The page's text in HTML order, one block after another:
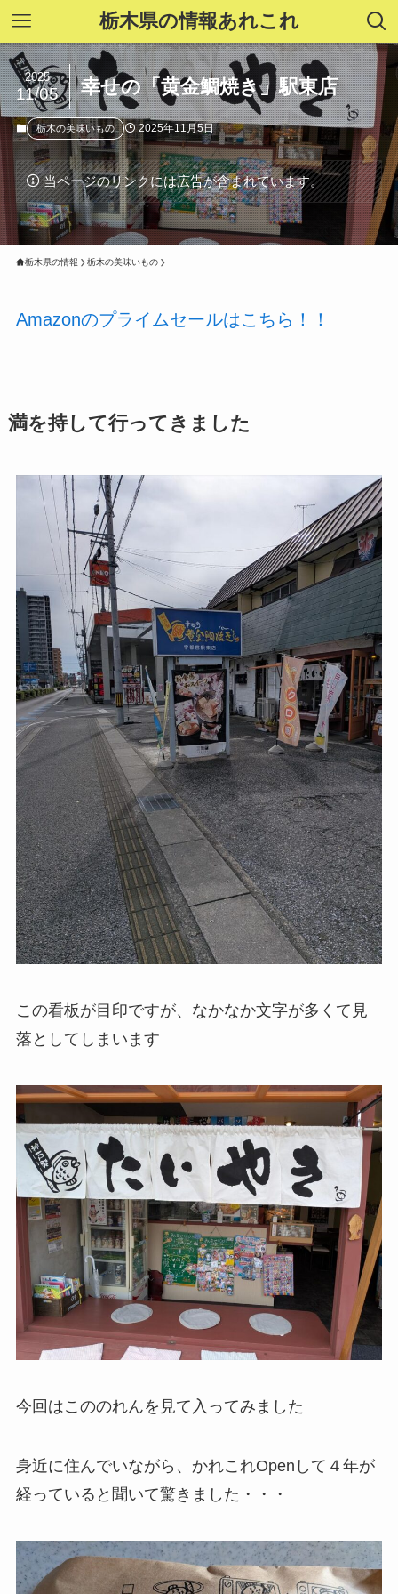
栃木県の情報あれこれ
幸せの「黄金鯛焼き」駅東店
2025
11/05
栃木の美味いもの 2025年11月5日
当ページのリンクには広告が含まれています。
栃木県の情報 栃木の美味いもの
Amazonのプライムセールはこちら！！
満を持して行ってきました
この看板が目印ですが、なかなか文字が多くて見
落としてしまいます
今回はこののれんを見て入ってみました
身近に住んでいながら、かれこれOpenして４年が
経っていると聞いて驚きました・・・